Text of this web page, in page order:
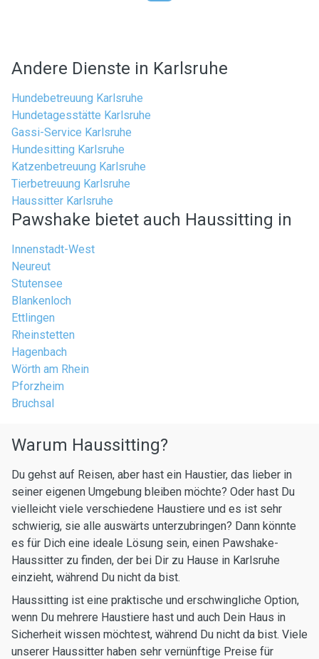
Andere Dienste in Karlsruhe
Hundebetreuung Karlsruhe
Hundetagesstätte Karlsruhe
Gassi-Service Karlsruhe
Hundesitting Karlsruhe
Katzenbetreuung Karlsruhe
Tierbetreuung Karlsruhe
Haussitter Karlsruhe
Pawshake bietet auch Haussitting in
Innenstadt-West
Neureut
Stutensee
Blankenloch
Ettlingen
Rheinstetten
Hagenbach
Wörth am Rhein
Pforzheim
Bruchsal
Warum Haussitting?
Du gehst auf Reisen, aber hast ein Haustier, das lieber in
seiner eigenen Umgebung bleiben möchte? Oder hast Du
vielleicht viele verschiedene Haustiere und es ist sehr
schwierig, sie alle auswärts unterzubringen? Dann könnte
es für Dich eine ideale Lösung sein, einen Pawshake-
Haussitter zu finden, der bei Dir zu Hause in Karlsruhe
einzieht, während Du nicht da bist.
Haussitting ist eine praktische und erschwingliche Option,
wenn Du mehrere Haustiere hast und auch Dein Haus in
Sicherheit wissen möchtest, während Du nicht da bist. Viele
unserer Haussitter haben sehr vernünftige Preise für